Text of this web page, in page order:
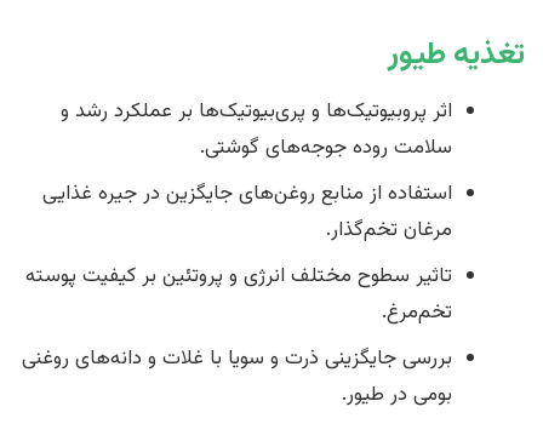
تغذیه طیور
اثر پروبیوتیک‌ها و پری‌بیوتیک‌ها بر عملکرد رشد و
سلامت روده جوجه‌های گوشتی.
استفاده از منابع روغن‌های جایگزین در جیره غذایی
مرغان تخم‌گذار.
تاثیر سطوح مختلف انرژی و پروتئین بر کیفیت پوسته
تخم‌مرغ.
بررسی جایگزینی ذرت و سویا با غلات و دانه‌های روغنی
بومی در طیور.